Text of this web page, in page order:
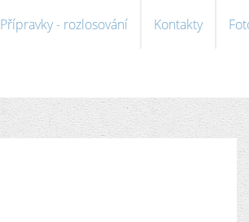
Přípravky - rozlosování Kontakty